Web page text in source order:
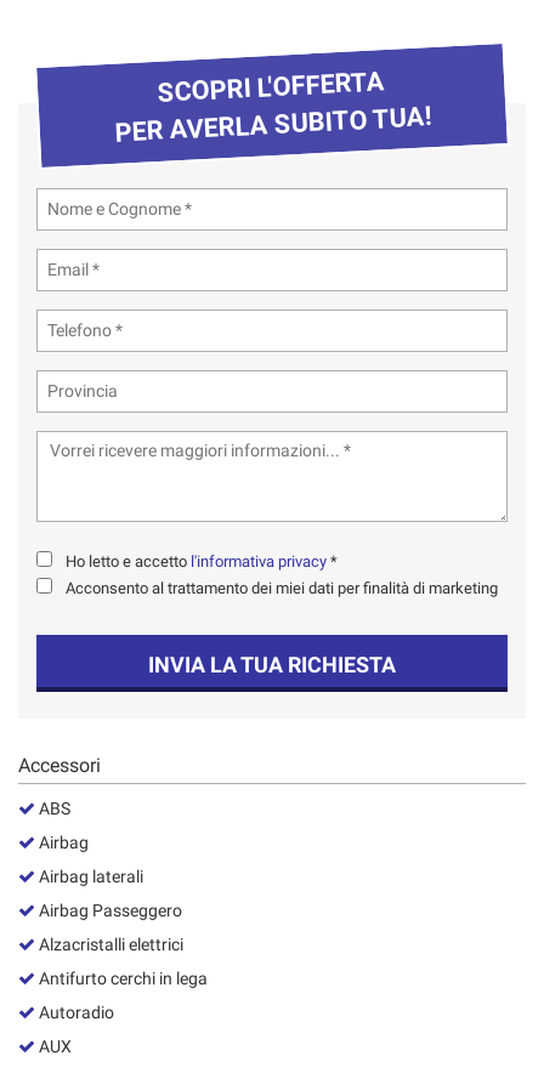
SCOPRI L'OFFERTA
PER AVERLA SUBITO TUA!
Ho letto e accetto l'informativa privacy *
Acconsento al trattamento dei miei dati per finalità di marketing
INVIA LA TUA RICHIESTA
Accessori
ABS
Airbag
Airbag laterali
Airbag Passeggero
Alzacristalli elettrici
Antifurto cerchi in lega
Autoradio
AUX
modificare
le
tue
scelte
qualsiasi
momento.
Cookie per il miglioramento dell'esperienza utente
Cookie di marketing
la
policy
Salva
impostazioni